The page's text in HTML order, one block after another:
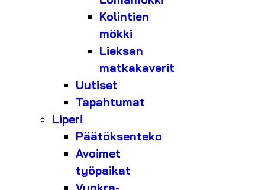
Kolintien
mökki
Lieksan
matkakaverit
Uutiset
Tapahtumat
Liperi
Päätöksenteko
Avoimet
työpaikat